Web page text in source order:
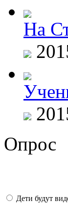
На
Опрос
Дети будут